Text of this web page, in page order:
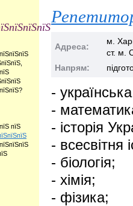
Адреса:
м.
ст. м.
Напрям:
-
-
- історія
- всесвітня
- біологія;
- хімія;
- фізика;
пїЅ